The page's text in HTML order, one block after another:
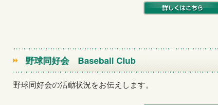
野球同好会Baseball Club
野球同好会の活動状況をお伝えします。